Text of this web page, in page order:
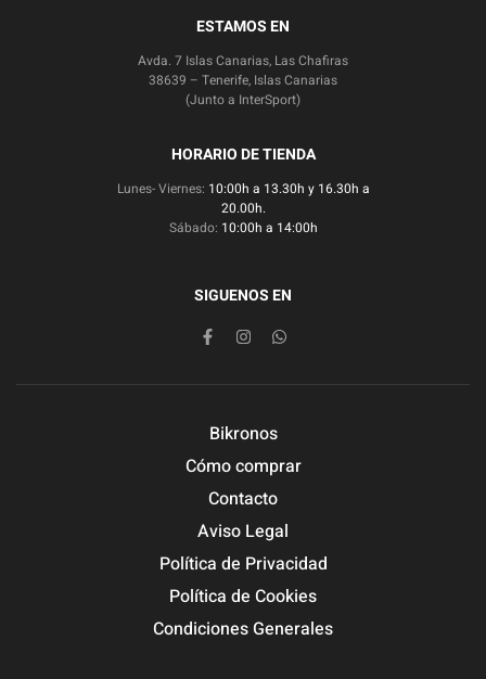
ESTAMOS EN
Avda. 7 Islas Canarias, Las Chafiras
38639 – Tenerife, Islas Canarias
(Junto a InterSport)
HORARIO DE TIENDA
Lunes- Viernes: 10:00h a 13.30h y 16.30h a
20.00h.
Sábado: 10:00h a 14:00h
SIGUENOS EN
Bikronos
Cómo comprar
Contacto
Aviso Legal
Política de Privacidad
Política de Cookies
Condiciones Generales